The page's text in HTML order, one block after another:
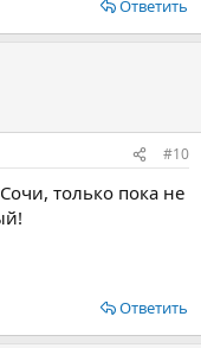
Ответить
#10
только пока не
Ответить